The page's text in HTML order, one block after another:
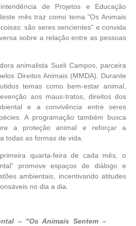
de Projetos e Educação
mês traz como tema "Os Animais
são seres sencientes" e convida
sobre a relação entre as pessoas
animalista Sueli Campos, parceira
Direitos Animais (MMDA). Durante
temas como bem-estar animal,
aos maus-tratos, direitos dos
e a convivência entre seres
A programação também busca
a proteção animal e reforçar a
todas as formas de vida.
quarta-feira de cada mês, o
promove espaços de diálogo e
ambientais, incentivando atitudes
no dia a dia.
– "Os Animais Sentem –